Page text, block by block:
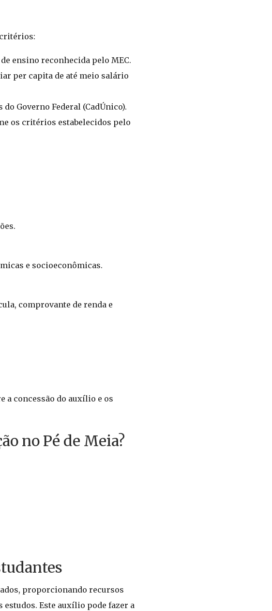
ensino reconhecida pelo MEC.
per capita de até meio salário
Governo Federal (CadÚnico).
os critérios estabelecidos pelo
e socioeconômicas.
comprovante de renda e
a concessão do auxílio e os
no Pé de Meia?
proporcionando recursos
Este auxílio pode fazer a